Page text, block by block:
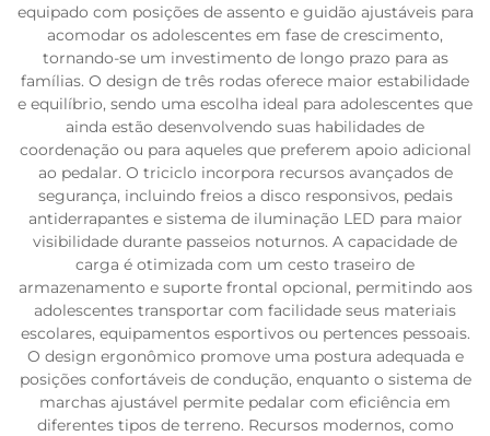
equipado com posições de assento e guidão ajustáveis para
acomodar os adolescentes em fase de crescimento,
tornando-se um investimento de longo prazo para as
famílias. O design de três rodas oferece maior estabilidade
e equilíbrio, sendo uma escolha ideal para adolescentes que
ainda estão desenvolvendo suas habilidades de
coordenação ou para aqueles que preferem apoio adicional
ao pedalar. O triciclo incorpora recursos avançados de
segurança, incluindo freios a disco responsivos, pedais
antiderrapantes e sistema de iluminação LED para maior
visibilidade durante passeios noturnos. A capacidade de
carga é otimizada com um cesto traseiro de
armazenamento e suporte frontal opcional, permitindo aos
adolescentes transportar com facilidade seus materiais
escolares, equipamentos esportivos ou pertences pessoais.
O design ergonômico promove uma postura adequada e
posições confortáveis de condução, enquanto o sistema de
marchas ajustável permite pedalar com eficiência em
diferentes tipos de terreno. Recursos modernos, como